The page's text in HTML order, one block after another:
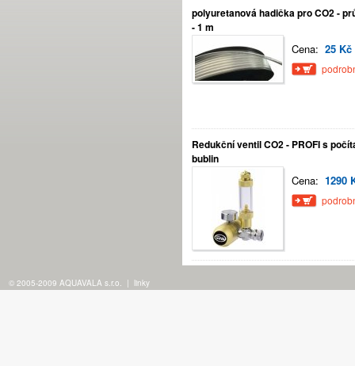
polyuretanová hadička pro CO2 -
- 1 m
Cena: 25 Kč
Redukční ventil CO2 - PROFI s
bublin
Cena: 1290
© 2005-2009 AQUAVALA s.r.o. | linky